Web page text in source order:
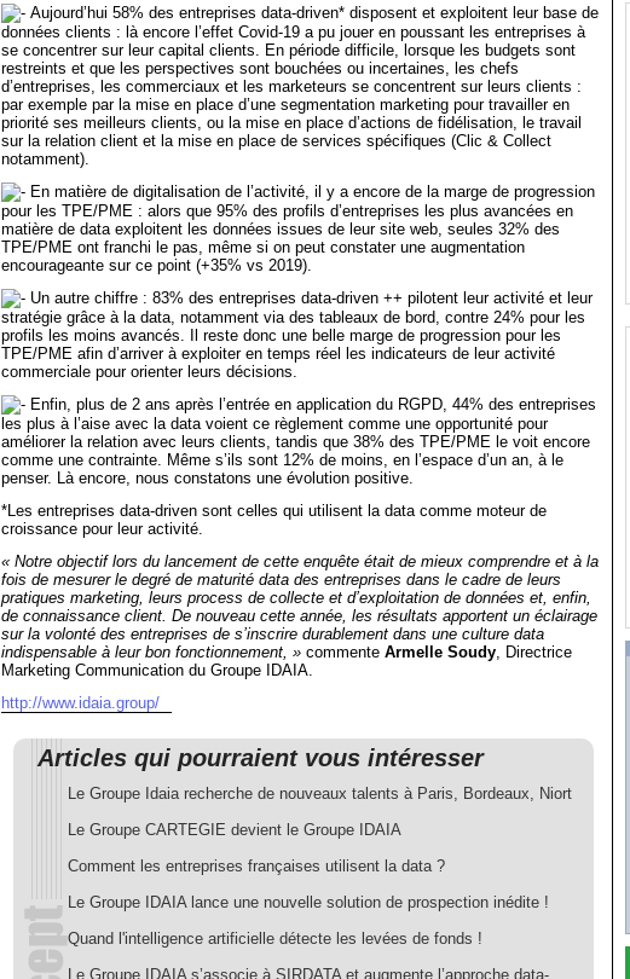
Aujourd’hui 58% des entreprises data-driven* disposent et exploitent leur base de
données clients : là encore l’effet Covid-19 a pu jouer en poussant les entreprises à
se concentrer sur leur capital clients. En période difficile, lorsque les budgets sont
restreints et que les perspectives sont bouchées ou incertaines, les chefs
d’entreprises, les commerciaux et les marketeurs se concentrent sur leurs clients :
par exemple par la mise en place d’une segmentation marketing pour travailler en
priorité ses meilleurs clients, ou la mise en place d’actions de fidélisation, le travail
sur la relation client et la mise en place de services spécifiques (Clic & Collect
notamment).
En matière de digitalisation de l’activité, il y a encore de la marge de progression
pour les TPE/PME : alors que 95% des profils d’entreprises les plus avancées en
matière de data exploitent les données issues de leur site web, seules 32% des
TPE/PME ont franchi le pas, même si on peut constater une augmentation
encourageante sur ce point (+35% vs 2019).
Un autre chiffre : 83% des entreprises data-driven ++ pilotent leur activité et leur
stratégie grâce à la data, notamment via des tableaux de bord, contre 24% pour les
profils les moins avancés. Il reste donc une belle marge de progression pour les
TPE/PME afin d’arriver à exploiter en temps réel les indicateurs de leur activité
commerciale pour orienter leurs décisions.
Enfin, plus de 2 ans après l’entrée en application du RGPD, 44% des entreprises
les plus à l’aise avec la data voient ce règlement comme une opportunité pour
améliorer la relation avec leurs clients, tandis que 38% des TPE/PME le voit encore
comme une contrainte. Même s’ils sont 12% de moins, en l’espace d’un an, à le
penser. Là encore, nous constatons une évolution positive.
*Les entreprises data-driven sont celles qui utilisent la data comme moteur de
croissance pour leur activité.
« Notre objectif lors du lancement de cette enquête était de mieux comprendre et à la
fois de mesurer le degré de maturité data des entreprises dans le cadre de leurs
pratiques marketing, leurs process de collecte et d’exploitation de données et, enfin,
de connaissance client. De nouveau cette année, les résultats apportent un éclairage
sur la volonté des entreprises de s’inscrire durablement dans une culture data
indispensable à leur bon fonctionnement, » commente Armelle Soudy, Directrice
Marketing Communication du Groupe IDAIA.
http://www.idaia.group/
Articles qui pourraient vous intéresser
Le Groupe Idaia recherche de nouveaux talents à Paris, Bordeaux, Niort
Le Groupe CARTEGIE devient le Groupe IDAIA
Comment les entreprises françaises utilisent la data ?
Le Groupe IDAIA lance une nouvelle solution de prospection inédite !
Quand l'intelligence artificielle détecte les levées de fonds !
Le Groupe IDAIA s’associe à SIRDATA et augmente l’approche data-